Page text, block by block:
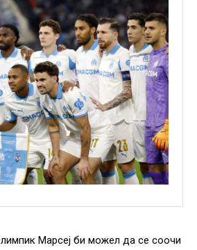
Марсеј би можел да се соочи